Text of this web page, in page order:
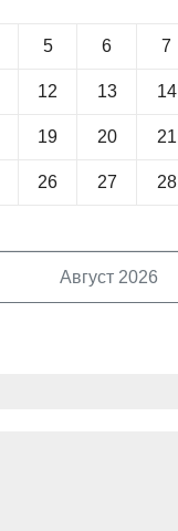
Август 2026
5 6 7
12 13 14
19 20 21
26 27 28